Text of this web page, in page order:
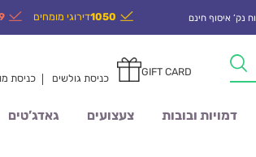
1050דירוגי מומחים
GIFT CARD כניסת גולשים כניסת
דמויות ובובות צעצועים גאדג’טים